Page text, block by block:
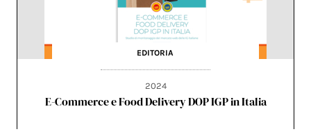
EDITORIA
2024
E-Commerce e Food Delivery DOP IGP in Italia